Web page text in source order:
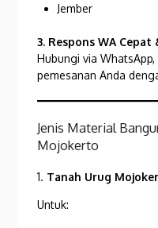
Jember
3. Respons WA Cepat
Hubungi via
pemesanan Anda
Jenis Material
Mojokerto
1. Tanah Urug
Untuk: